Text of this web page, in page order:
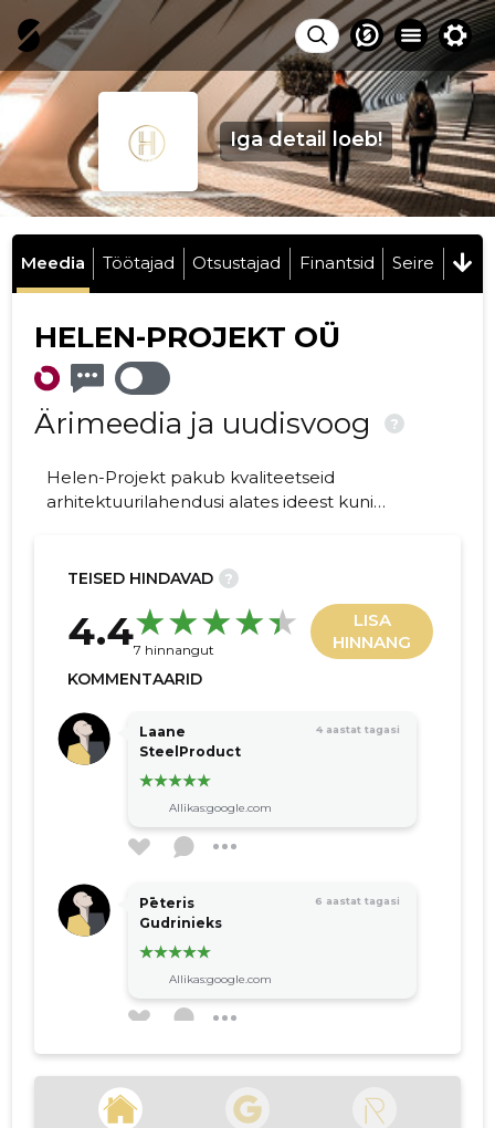
Iga detail loeb!
Meedia Töötajad Otsustajad Finantsid Seire
HELEN-PROJEKT OÜ
Ärimeedia ja uudisvoog ?
Helen-Projekt pakub kvaliteetseid
arhitektuurilahendusi alates ideest kuni
TEISED HINDAVAD ?
4.47 hinnangut
LISA
HINNANG
KOMMENTAARID
Laane
SteelProduct
4 aastat tagasi
Allikas:google.com
Pēteris
Gudrinieks
6 aastat tagasi
Allikas:google.com
egert rohtla